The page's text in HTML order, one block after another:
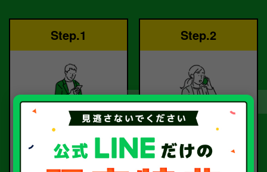
Step.1
ご依頼
お電話または査定フォー
ムより
Step.2
査定
査定のプロが
お電話で回答いたしま
す。